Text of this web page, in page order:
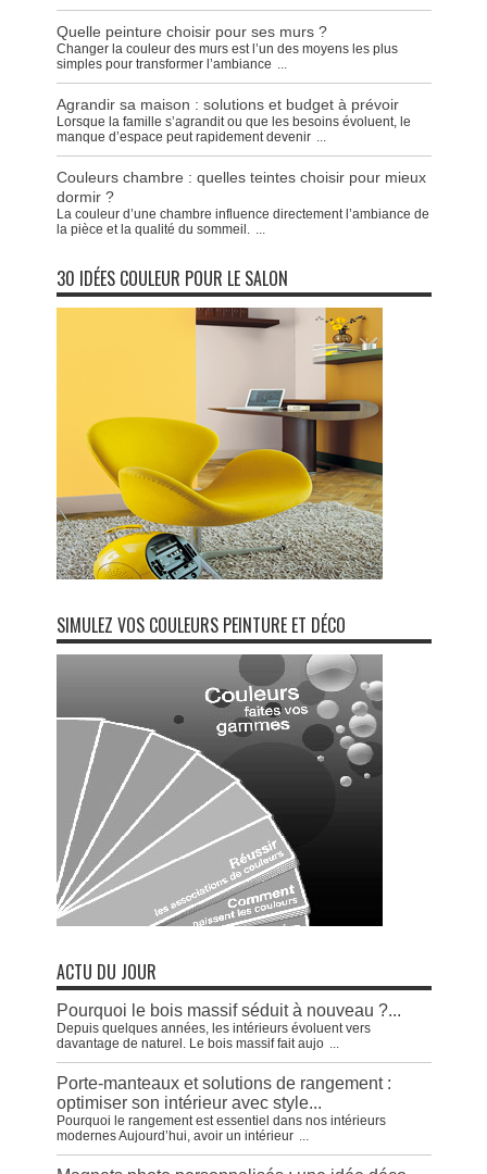
Quelle peinture choisir pour ses murs ?
Changer la couleur des murs est l’un des moyens les plus
simples pour transformer l’ambiance ...
Agrandir sa maison : solutions et budget à prévoir
Lorsque la famille s’agrandit ou que les besoins évoluent, le
manque d’espace peut rapidement devenir ...
Couleurs chambre : quelles teintes choisir pour mieux
dormir ?
La couleur d’une chambre influence directement l’ambiance de
la pièce et la qualité du sommeil. ...
30 IDÉES COULEUR POUR LE SALON
SIMULEZ VOS COULEURS PEINTURE ET DÉCO
ACTU DU JOUR
Pourquoi le bois massif séduit à nouveau ?...
Depuis quelques années, les intérieurs évoluent vers
davantage de naturel. Le bois massif fait aujo ...
Porte-manteaux et solutions de rangement :
optimiser son intérieur avec style...
Pourquoi le rangement est essentiel dans nos intérieurs
modernes Aujourd’hui, avoir un intérieur ...